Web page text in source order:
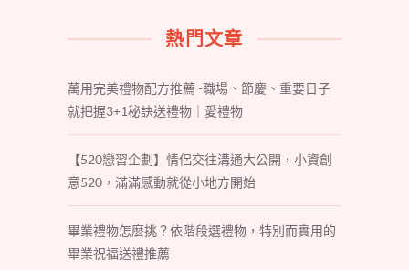
熱門文章
萬用完美禮物配方推薦 -職場、節慶、重要日子
就把握3+1秘訣送禮物｜愛禮物
【520戀習企劃】情侶交往溝通大公開，小資創
意520，滿滿感動就從小地方開始
畢業禮物怎麼挑？依階段選禮物，特別而實用的
畢業祝福送禮推薦